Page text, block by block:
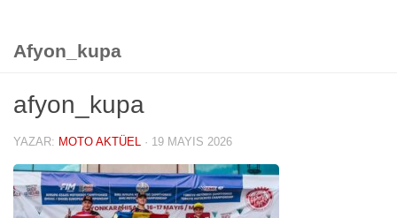
Afyon_kupa
afyon_kupa
YAZAR: MOTO AKTÜEL · 19 MAYIS 2026